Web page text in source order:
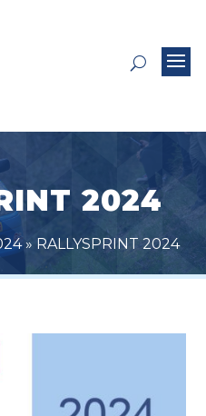
2024
» RALLYSPRINT 2024